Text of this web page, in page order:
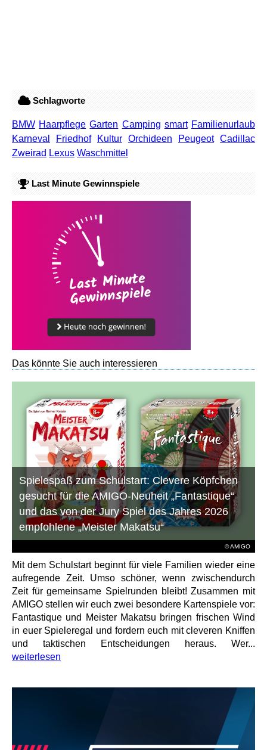
Schlagworte
BMW Haarpflege Garten Camping smart Familienurlaub
Karneval
Friedhof Kultur Orchideen Peugeot Cadillac
Zweirad Lexus Waschmittel
Last Minute Gewinnspiele
Das könnte Sie auch interessieren
© AMIGO
Spielespaß zum Schulstart: Clevere Köpfchen
gesucht für die AMIGO-Neuheit „Fantastique“
und das von der Jury Spiel des Jahres 2026
empfohlene „Meister Makatsu“
Mit dem Schulstart beginnt für viele Familien wieder eine
aufregende Zeit. Umso schöner, wenn zwischendurch
Zeit für gemeinsame Spielrunden bleibt! Zusammen mit
AMIGO stellen wir euch zwei besondere Kartenspiele vor:
Fantastique und Meister Makatsu bringen frischen Wind
in euer Spieleregal und fordern euch mit cleveren Kniffen
und taktischen Entscheidungen heraus. Wer...
weiterlesen